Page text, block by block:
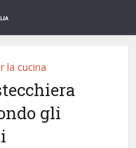
la cucina
gli